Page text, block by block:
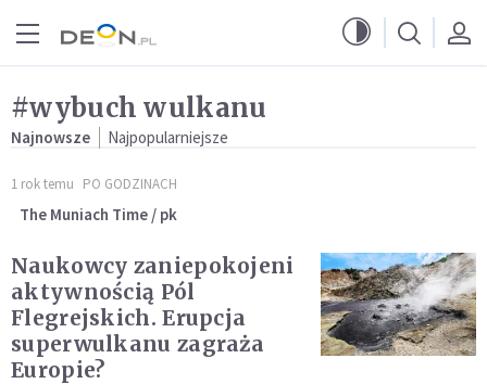
#wybuch wulkanu
Najnowsze Najpopularniejsze
1 rok temu PO GODZINACH
The Muniach Time / pk
Naukowcy zaniepokojeni
aktywnością Pól
Flegrejskich. Erupcja
superwulkanu zagraża
Europie?